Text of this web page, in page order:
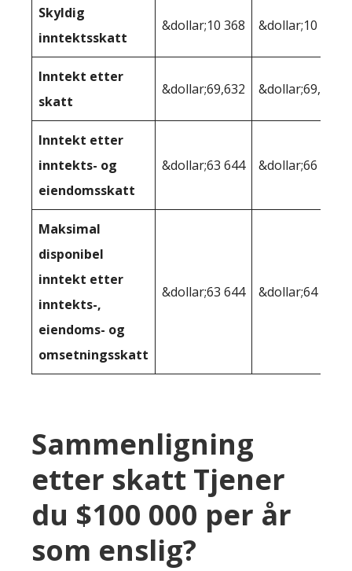
Skyldig
inntektsskatt
&dollar;10 368 &dollar;10 368
Inntekt etter
skatt
&dollar;69,632 &dollar;69,632
Inntekt etter
inntekts- og
eiendomsskatt
&dollar;63 644 &dollar;66 092
Maksimal
disponibel
inntekt etter
inntekts-,
eiendoms- og
omsetningsskatt
&dollar;63 644 &dollar;64 949
Sammenligning
etter skatt Tjener
du $100 000 per år
som enslig?